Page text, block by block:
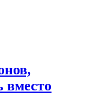
вместо